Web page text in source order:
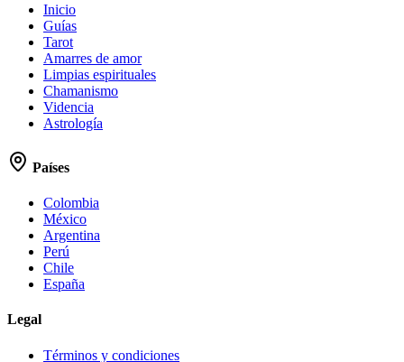
Inicio
Guías
Tarot
Amarres de amor
Limpias espirituales
Chamanismo
Videncia
Astrología
Países
Colombia
México
Argentina
Perú
Chile
España
Legal
Términos y condiciones